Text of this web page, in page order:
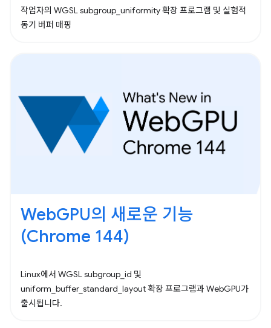
작업자의 WGSL subgroup_uniformity 확장 프로그램 및 실험적
동기 버퍼 매핑
WebGPU의 새로운 기능
(Chrome 144)
Linux에서 WGSL subgroup_id 및
uniform_buffer_standard_layout 확장 프로그램과 WebGPU가
출시됩니다.